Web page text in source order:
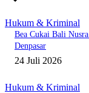
Hukum & Kriminal
Bea Cukai Bali
Denpasar
24 Juli 2026
Hukum & Kriminal